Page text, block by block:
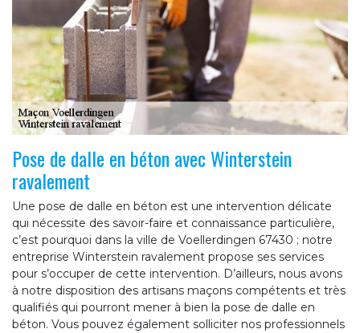
Pose de dalle en béton avec Winterstein
ravalement
Une pose de dalle en béton est une intervention délicate
qui nécessite des savoir-faire et connaissance particulière,
c’est pourquoi dans la ville de Voellerdingen 67430 ; notre
entreprise Winterstein ravalement propose ses services
pour s’occuper de cette intervention. D’ailleurs, nous avons
à notre disposition des artisans maçons compétents et très
qualifiés qui pourront mener à bien la pose de dalle en
béton. Vous pouvez également solliciter nos professionnels